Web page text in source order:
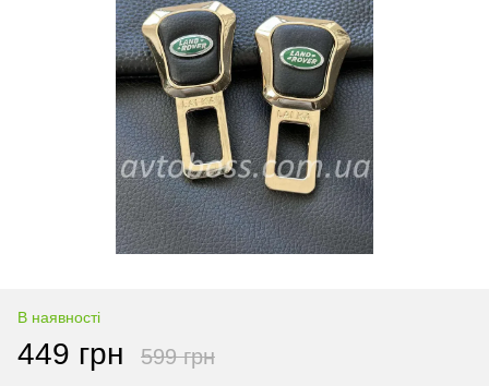
В наявності
449 грн 599 грн